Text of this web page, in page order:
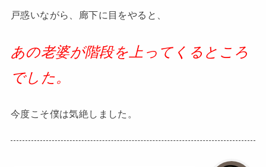
戸惑いながら、廊下に目をやると、
あの老婆が階段を上ってくるところ
でした。
今度こそ僕は気絶しました。